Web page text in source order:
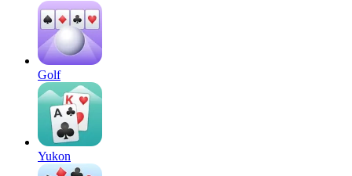
Golf
Yukon